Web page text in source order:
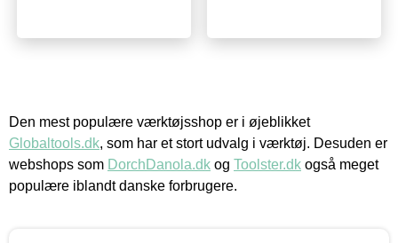
Den mest populære værktøjsshop er i øjeblikket
Globaltools.dk, som har et stort udvalg i værktøj. Desuden er
webshops som DorchDanola.dk og Toolster.dk også meget
populære iblandt danske forbrugere.